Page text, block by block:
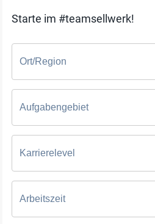
Starte im #teamsellwerk!
Ort/Region
Aufgabengebiet
Karrierelevel
Arbeitszeit